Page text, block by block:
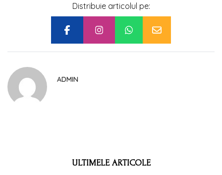
Distribuie articolul pe:
ADMIN
ULTIMELE ARTICOLE